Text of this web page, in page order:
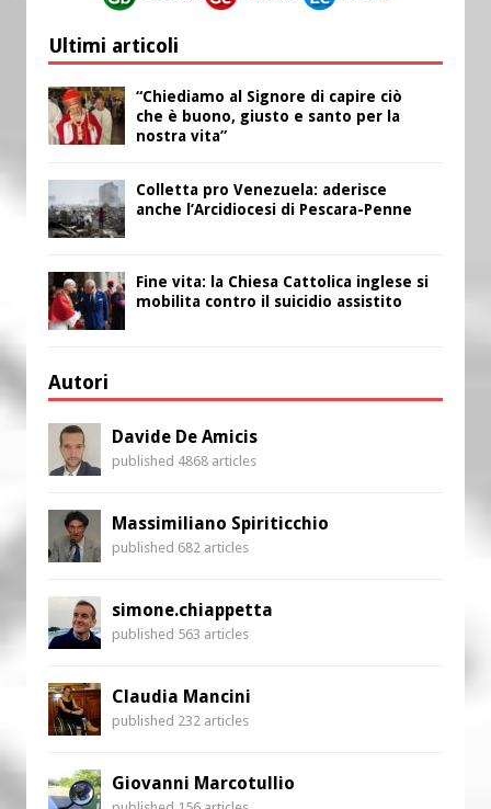
Ultimi articoli
“Chiediamo al Signore di capire ciò
che è buono, giusto e santo per la
nostra vita”
Colletta pro Venezuela: aderisce
anche l’Arcidiocesi di Pescara-Penne
Fine vita: la Chiesa Cattolica inglese si
mobilita contro il suicidio assistito
Autori
Davide De Amicis
published 4868 articles
Massimiliano Spiriticchio
published 682 articles
simone.chiappetta
published 563 articles
Claudia Mancini
published 232 articles
Giovanni Marcotullio